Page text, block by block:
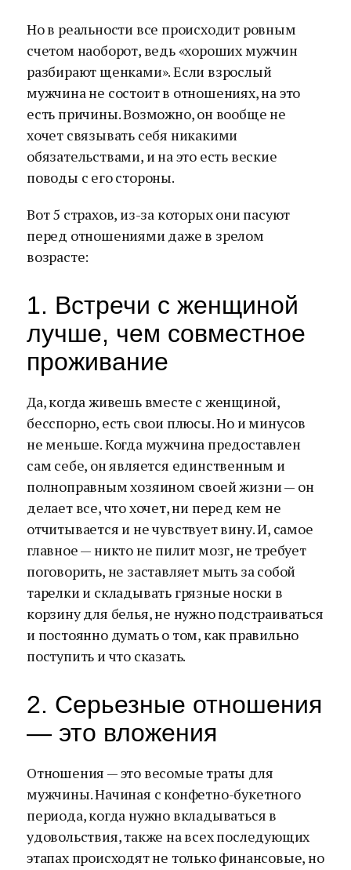
Но в реальности все происходит ровным
счетом наоборот, ведь «хороших мужчин
разбирают щенками». Если взрослый
мужчина не состоит в отношениях, на это
есть причины. Возможно, он вообще не
хочет связывать себя никакими
обязательствами, и на это есть веские
поводы с его стороны.
Вот 5 страхов, из-за которых они пасуют
перед отношениями даже в зрелом
возрасте:
1. Встречи с женщиной
лучше, чем совместное
проживание
Да, когда живешь вместе с женщиной,
бесспорно, есть свои плюсы. Но и минусов
не меньше. Когда мужчина предоставлен
сам себе, он является единственным и
полноправным хозяином своей жизни — он
делает все, что хочет, ни перед кем не
отчитывается и не чувствует вину. И, самое
главное — никто не пилит мозг, не требует
поговорить, не заставляет мыть за собой
тарелки и складывать грязные носки в
корзину для белья, не нужно подстраиваться
и постоянно думать о том, как правильно
поступить и что сказать.
2. Серьезные отношения
— это вложения
Отношения — это весомые траты для
мужчины. Начиная с конфетно-букетного
периода, когда нужно вкладываться в
удовольствия, также на всех последующих
этапах происходят не только финансовые, но